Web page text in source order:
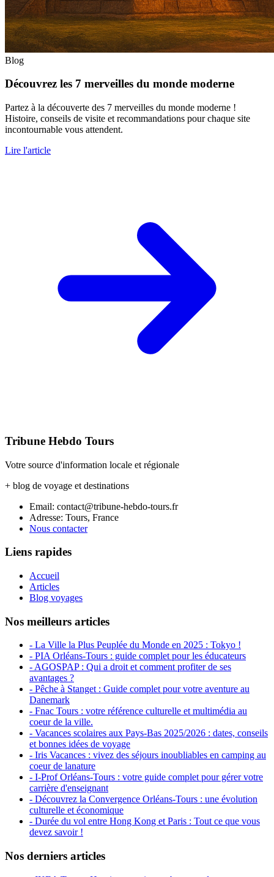
Blog
Découvrez les 7 merveilles du monde moderne
Partez à la découverte des 7 merveilles du monde moderne !
Histoire, conseils de visite et recommandations pour chaque site
incontournable vous attendent.
Lire l'article
Tribune Hebdo Tours
Votre source d'information locale et régionale
+ blog de voyage et destinations
Email: contact@tribune-hebdo-tours.fr
Adresse: Tours, France
Nous contacter
Liens rapides
Accueil
Articles
Blog voyages
Nos meilleurs articles
- La Ville la Plus Peuplée du Monde en 2025 : Tokyo !
- PIA Orléans-Tours : guide complet pour les éducateurs
- AGOSPAP : Qui a droit et comment profiter de ses
avantages ?
- Pêche à Stanget : Guide complet pour votre aventure au
Danemark
- Fnac Tours : votre référence culturelle et multimédia au
coeur de la ville.
- Vacances scolaires aux Pays-Bas 2025/2026 : dates, conseils
et bonnes idées de voyage
- Iris Vacances : vivez des séjours inoubliables en camping au
coeur de lanature
- I-Prof Orléans-Tours : votre guide complet pour gérer votre
carrière d'enseignant
- Découvrez la Convergence Orléans-Tours : une évolution
culturelle et économique
- Durée du vol entre Hong Kong et Paris : Tout ce que vous
devez savoir !
Nos derniers articles